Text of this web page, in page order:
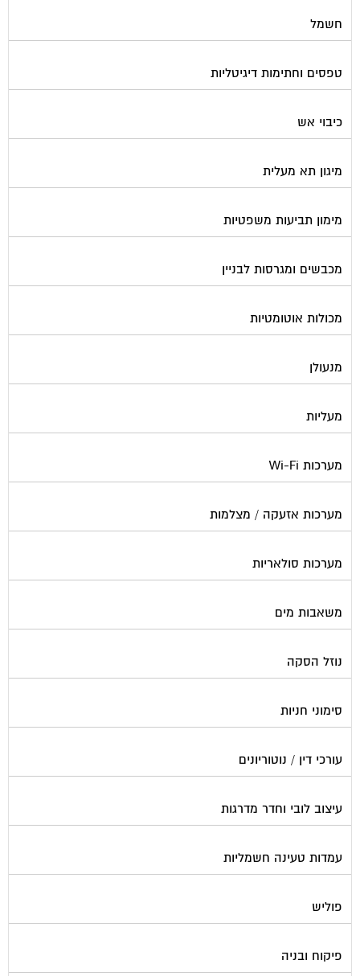
חשמל
טפסים וחתימות דיגיטליות
כיבוי אש
מיגון תא מעלית
מימון תביעות משפטיות
מכבשים ומגרסות לבניין
מכולות אוטומטיות
מנעולן
מעליות
מערכות Wi-Fi
מערכות אזעקה / מצלמות
מערכות סולאריות
משאבות מים
נוזל הסקה
סימוני חניות
עורכי דין / נוטוריונים
עיצוב לובי וחדר מדרגות
עמדות טעינה חשמליות
פוליש
פיקוח ובניה